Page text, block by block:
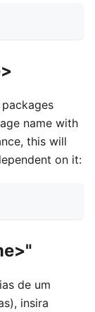
name with
this will
on it:
de um
insira